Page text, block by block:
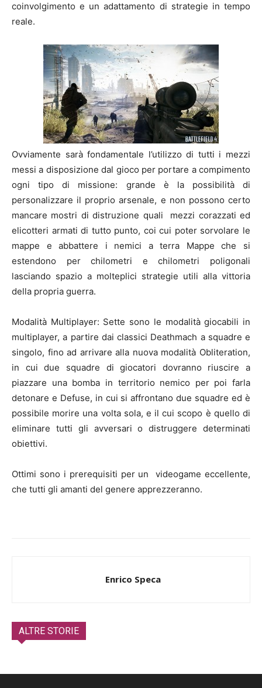
coinvolgimento e un adattamento di strategie in tempo
reale.
Ovviamente sarà fondamentale l’utilizzo di tutti i mezzi
messi a disposizione dal gioco per portare a compimento
ogni tipo di missione: grande è la possibilità di
personalizzare il proprio arsenale, e non possono certo
mancare mostri di distruzione quali mezzi corazzati ed
elicotteri armati di tutto punto, coi cui poter sorvolare le
mappe e abbattere i nemici a terra Mappe che si
estendono per chilometri e chilometri poligonali
lasciando spazio a molteplici strategie utili alla vittoria
della propria guerra.
Modalità Multiplayer: Sette sono le modalità giocabili in
multiplayer, a partire dai classici Deathmach a squadre e
singolo, fino ad arrivare alla nuova modalità Obliteration,
in cui due squadre di giocatori dovranno riuscire a
piazzare una bomba in territorio nemico per poi farla
detonare e Defuse, in cui si affrontano due squadre ed è
possibile morire una volta sola, e il cui scopo è quello di
eliminare tutti gli avversari o distruggere determinati
obiettivi.
Ottimi sono i prerequisiti per un videogame eccellente,
che tutti gli amanti del genere apprezzeranno.
Enrico Speca
ALTRE STORIE